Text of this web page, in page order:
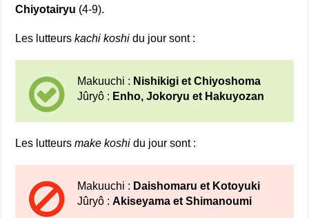
Chiyotairyu (4-9).
Les lutteurskachi koshi du jour sont :
Makuuchi : Nishikigi et Chiyoshoma
Jûryô : Enho, Jokoryu et Hakuyozan
Les lutteursmake koshi du jour sont :
Makuuchi : Daishomaru et Kotoyuki
Jûryô :Akiseyama et Shimanoumi